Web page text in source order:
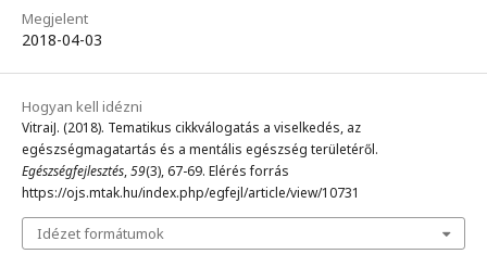
Megjelent
2018-04-03
Hogyan kell idézni
VitraiJ. (2018). Tematikus cikkválogatás a viselkedés, az
egészségmagatartás és a mentális egészség területéről.
Egészségfejlesztés,59(3), 67-69. Elérés forrás
https://ojs.mtak.hu/index.php/egfejl/article/view/10731
Idézet formátumok